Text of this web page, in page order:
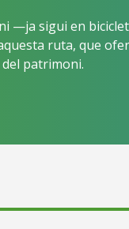
—ja sigui en
ruta, que
patrimoni.